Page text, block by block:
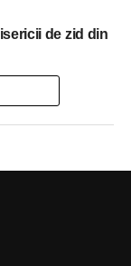
de zid din